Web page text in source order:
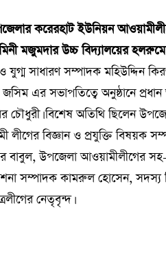
করেরহাট ইউনিয়ন
মজুমদার উচ্চ বিদ্যালয়ের
যুগ্ম সাধারণ সম্পাদক মহিউদ্দিন
জসিম এর সভাপতিত্বে অনুষ্ঠানে
চৌধুরী। বিশেষ অতিথি ছিলেন
লীগের বিজ্ঞান ও প্রযুক্তি বিষয়ক
উপজেলা আওয়ামীলীগের সহ-
সম্পাদক কামরুল হোসেন,
নেতৃবৃন্দ।